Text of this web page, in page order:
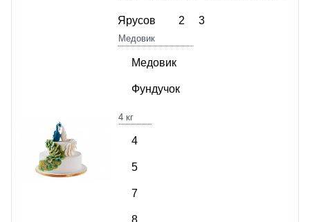
Ярусов 2 3
Медовик
Медовик
Фундучок
4 кг
4
5
7
8